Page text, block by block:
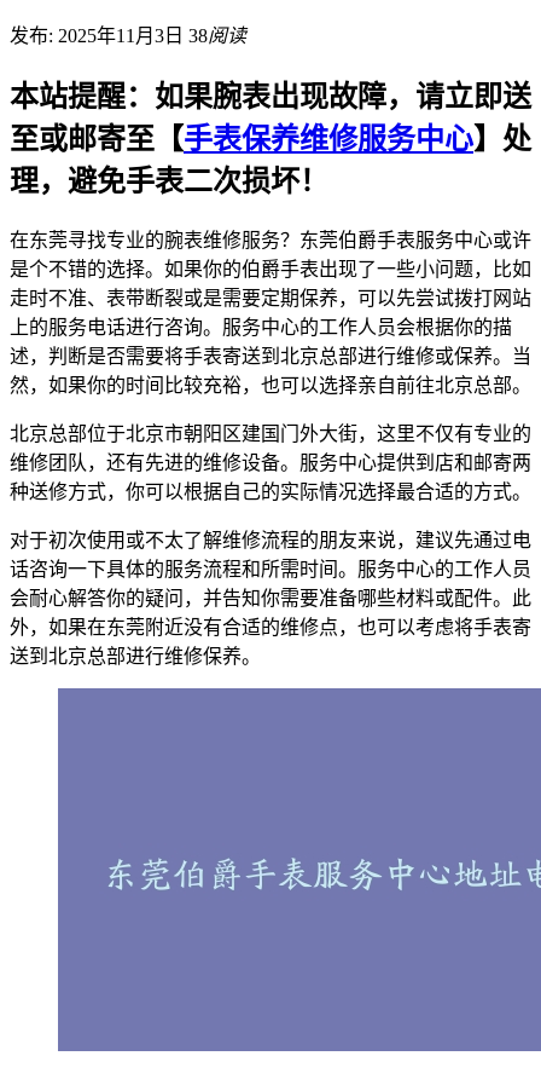
发布: 2025年11月3日 38阅读
本站提醒：如果腕表出现故障，请立即送
至或邮寄至【手表保养维修服务中心】处
理，避免手表二次损坏！
在东莞寻找专业的腕表维修服务？东莞伯爵手表服务中心或许
是个不错的选择。如果你的伯爵手表出现了一些小问题，比如
走时不准、表带断裂或是需要定期保养，可以先尝试拨打网站
上的服务电话进行咨询。服务中心的工作人员会根据你的描
述，判断是否需要将手表寄送到北京总部进行维修或保养。当
然，如果你的时间比较充裕，也可以选择亲自前往北京总部。
北京总部位于北京市朝阳区建国门外大街，这里不仅有专业的
维修团队，还有先进的维修设备。服务中心提供到店和邮寄两
种送修方式，你可以根据自己的实际情况选择最合适的方式。
对于初次使用或不太了解维修流程的朋友来说，建议先通过电
话咨询一下具体的服务流程和所需时间。服务中心的工作人员
会耐心解答你的疑问，并告知你需要准备哪些材料或配件。此
外，如果在东莞附近没有合适的维修点，也可以考虑将手表寄
送到北京总部进行维修保养。